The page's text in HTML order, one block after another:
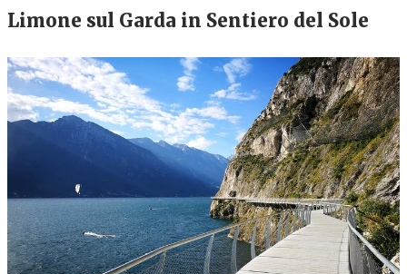
Limone sul Garda in Sentiero del Sole